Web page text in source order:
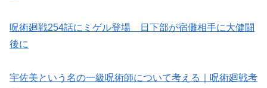
呪術廻戦254話にミゲル登場 日下部が宿儺相手に大健闘
後に
宇佐美という名の一級呪術師について考える｜呪術廻戦考